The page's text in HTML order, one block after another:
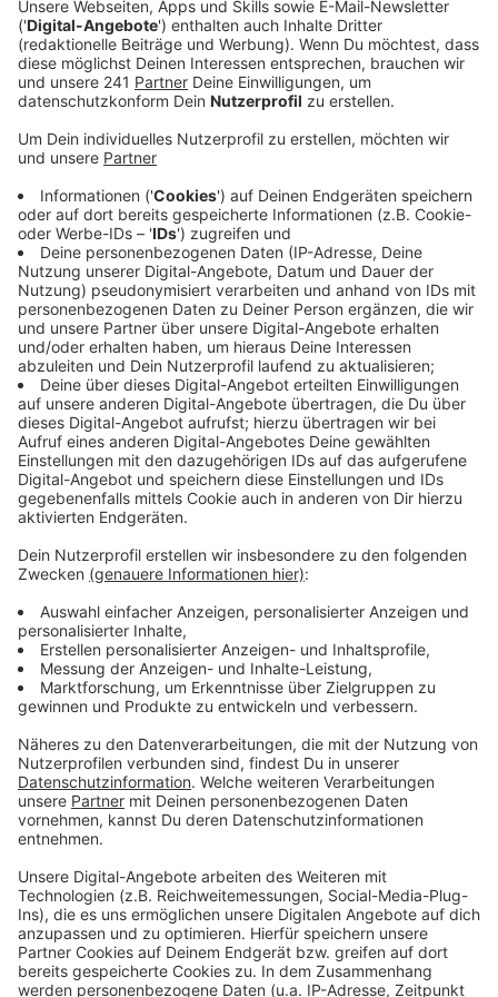
Veröffentlicht:Montag, 18.01.2021 06:15
Anzeige
eingehalten worden. Meist hatten Zeugen die Polizei
gerufen. In Reichshof hatten sich am
Samstagnachmittag zum Beispiel fünf verschiedene
Personen in einer Scheune getroffen. Die Polizei hat
dann die Party aufgelöst, genauso wie in Lindlar-
Hohkeppel am Freitag Abend.
Anzeige
Auswärtige Autofahrer vor abgesperrtem
Skigebiet
Anzeige
Auch die Einhaltung der 15-Kilometer-Regel hat die
Polizei am Wochenende beschäftigt, vor allem rund
um das abgesperrte Wintersportgebiet in Reichshof.
Über 20 auswärtige Autofahrer hatten offenbar von
der 15-Kilometer-Regel im Oberbergischen nichts
gewusst. Sie wurden von der Polizei an den gesperrten
Zufahrten angehalten und wieder zurück auf die A 4
geschickt.
Anzeige